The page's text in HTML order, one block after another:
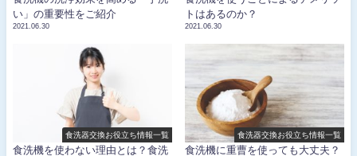
い」の重要性をご紹介
2021.06.30
トはあるのか？
2021.06.30
食洗器交換お役立ち情報一覧
食洗機を使わない理由とは？食洗
食洗器交換お役立ち情報一覧
食洗機に重曹を使っても大丈夫？